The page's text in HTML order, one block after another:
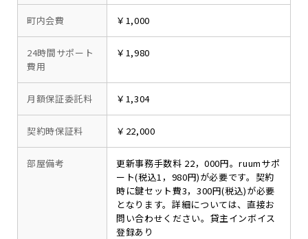
町内会費 ￥1,000
24時間サポート
費用
￥1,980
月額保証委託料 ￥1,304
契約時保証料 ￥22,000
部屋備考
更新事務手数料 22，000円。ruumサポ
ート(税込1，980円)が必要です。契約
時に鍵セット費3，300円(税込)が必要
となります。詳細については、直接お
問い合わせください。貸主インボイス
登録あり